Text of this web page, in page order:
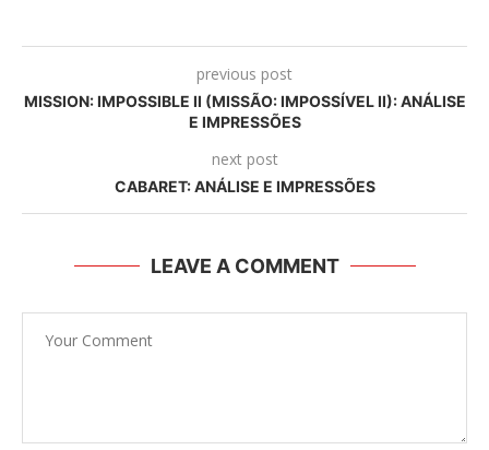
previous post
MISSION: IMPOSSIBLE II (MISSÃO: IMPOSSÍVEL II): ANÁLISE
E IMPRESSÕES
next post
CABARET: ANÁLISE E IMPRESSÕES
LEAVE A COMMENT